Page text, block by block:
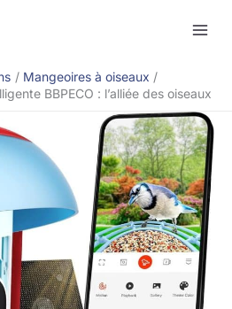
Mangeoires à oiseaux
BBPECO : l’alliée des oiseaux